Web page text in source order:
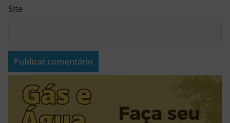
Site